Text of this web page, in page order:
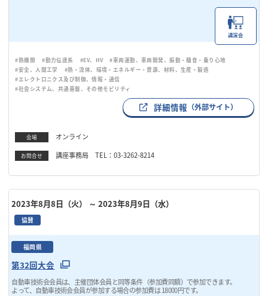
講演会
#熱機関 #動力伝達系 #EV、HV
#車両運動、車両開発、振動・騒音・乗り心地
#安全、人間工学
#熱・流体、環境・エネルギー・資源、材料、生産・製造
#エレクトロニクス及び制御、情報・通信
#社会システム、共通基盤、その他モビリティ
詳細情報 （外部サイト）
会場 オンライン
お問合せ 講座事務局 TEL：03-3262-8214
2023年8月8日（火） ～ 2023年8月9日（水）
協賛
福岡県
第32回大会
自動車技術会会員は、主催団体会員と同等条件（参加費同額）で参加できます。
よって、自動車技術会会員が参加する場合の参加費は 18000円です。